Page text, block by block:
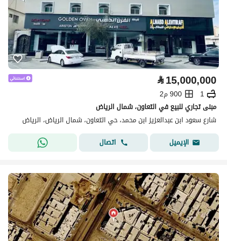
⃁15,000,000
1
900 م2
مبنى تجاري للبيع في التعاون، شمال الرياض
شارع سعود ابن عبدالعزيز ابن محمد، حي التعاون، شمال الرياض، الرياض
الإيميل
اتصال